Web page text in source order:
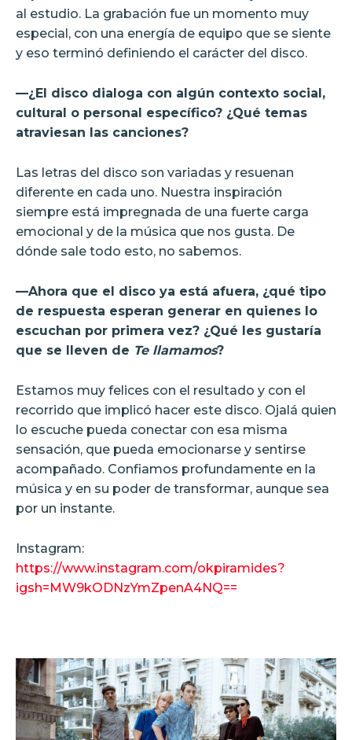
al estudio. La grabación fue un momento muy
especial, con una energía de equipo que se siente
y eso terminó definiendo el carácter del disco.
—¿El disco dialoga con algún contexto social,
cultural o personal específico? ¿Qué temas
atraviesan las canciones?
Las letras del disco son variadas y resuenan
diferente en cada uno. Nuestra inspiración
siempre está impregnada de una fuerte carga
emocional y de la música que nos gusta. De
dónde sale todo esto, no sabemos.
—Ahora que el disco ya está afuera, ¿qué tipo
de respuesta esperan generar en quienes lo
escuchan por primera vez? ¿Qué les gustaría
que se lleven de Te llamamos?
Estamos muy felices con el resultado y con el
recorrido que implicó hacer este disco. Ojalá quien
lo escuche pueda conectar con esa misma
sensación, que pueda emocionarse y sentirse
acompañado. Confiamos profundamente en la
música y en su poder de transformar, aunque sea
por un instante.
Instagram:
https://www.instagram.com/okpiramides?
igsh=MW9kODNzYmZpenA4NQ==